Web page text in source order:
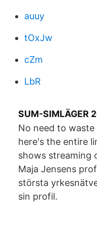
auuy
tOxJw
cZm
LbR
SUM-SIMLÄGER
No need to
here's the entire
shows streaming
Maja Jensens
största
sin profil.